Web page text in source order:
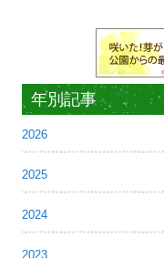
年別記事
2026
2025
2024
2023